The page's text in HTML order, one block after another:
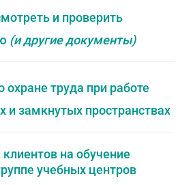
и проверить
(и другие документы)
охране труда при работе
и замкнутых пространствах
на обучение
учебных центров